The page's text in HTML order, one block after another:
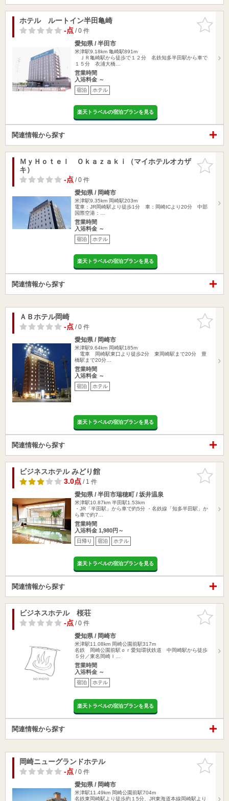
お気に入
りに追加
ホテル ルートイン半田亀崎
-点/ 0 件
愛知県 / 半田市
米津駅9.18km 亀崎駅891m
ＪＲ亀崎駅から徒歩で１２分 名鉄知多半田駅から車で
１５分 衣浦大橋…
営業時間
入浴料金 ～
宿泊 ホテル
楽天トラベルの宿泊プランを見る
関連情報から探す
お気に入
りに追加
ＭｙＨｏｔｅｌ Ｏｋａｚａｋｉ（マイホテルオカザ
キ）
-点/ 0 件
愛知県 / 岡崎市
米津駅9.35km 岡崎駅203m
電車：JR岡崎駅より徒歩1分 車：岡崎ICより20分 中部
国際空港：…
営業時間
入浴料金 ～
宿泊 ホテル
楽天トラベルの宿泊プランを見る
関連情報から探す
お気に入
りに追加
ＡＢホテル岡崎
-点/ 0 件
愛知県 / 岡崎市
米津駅9.64km 岡崎駅185m
電車 岡崎駅東口より徒歩2分 東岡崎駅まで20分 豊
橋駅まで20分…
営業時間
入浴料金 ～
宿泊 ホテル
楽天トラベルの宿泊プランを見る
関連情報から探す
お気に入
りに追加
ビジネスホテル みどり館
3.0点/ 1 件
愛知県 / 半田市瑞穂町 / 坂井温泉
米津駅10.87km 半田駅1.53km
・JR「半田駅」から車で約5分 ・名鉄線「知多半田駅」か
ら車で約7…
営業時間
入浴料金 1,980円～
日帰り 宿泊 ホテル
楽天トラベルの宿泊プランを見る
関連情報から探す
お気に入
りに追加
ビジネスホテル 桜荘
-点/ 0 件
愛知県 / 岡崎市
米津駅11.08km 岡崎公園前駅317m
名鉄 岡崎公園前駅ｏｒ愛知環状鉄道 中岡崎駅から徒歩
５分／東名岡崎Ｉ…
営業時間
入浴料金 ～
宿泊 ホテル
楽天トラベルの宿泊プランを見る
関連情報から探す
お気に入
りに追加
岡崎ニューグランドホテル
-点/ 0 件
愛知県 / 岡崎市
米津駅11.49km 岡崎公園前駅704m
名鉄東岡崎駅より徒歩約１5分、JR東海道本線岡崎駅より